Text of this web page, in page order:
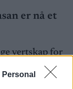
er nå et
vertskap for